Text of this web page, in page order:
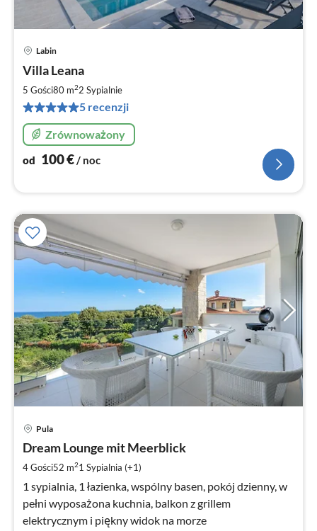
Labin
Villa Leana
5 Gości80 m22 Sypialnie
5 recenzji
Zrównoważony
od 100€/ noc
Pula
Dream Lounge mit Meerblick
4 Gości52 m21 Sypialnia (+1)
1 sypialnia, 1 łazienka, wspólny basen, pokój dzienny, w
pełni wyposażona kuchnia, balkon z grillem
elektrycznym i piękny widok na morze